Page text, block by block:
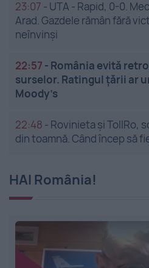
23:07 - UTA - Rapid, 0-0.
Arad. Gazdele rămân fără
neînvinși
22:57 - România evită
surselor. Ratingul țării ar
Moody’s
22:48 - Rovinieta și TollRo,
din toamnă. Când încep să
HAI România!